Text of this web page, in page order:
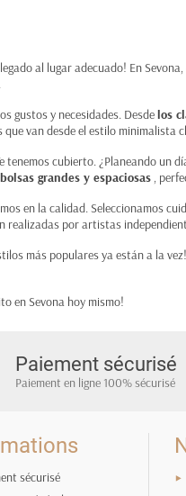
al lugar adecuado! En
gustos y necesidades. Desdelos
van desde el estilo
cubierto. ¿Planeando un
bolsas grandes y espaciosas ,
en la calidad. Seleccionamos
por artistas
más populares ya están a la
en Sevona hoy mismo!
Paiement sécurisé
Paiement en ligne 100% sécurisé
sécurisé